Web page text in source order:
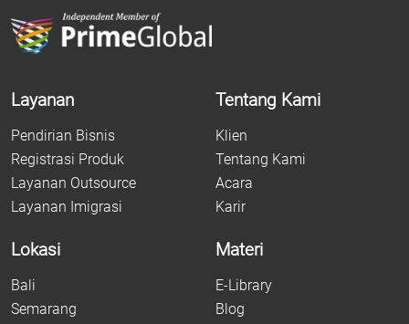
Layanan
Pendirian Bisnis
Registrasi Produk
Layanan Outsource
Layanan Imigrasi
Tentang Kami
Klien
Tentang Kami
Acara
Karir
Lokasi
Bali
Semarang
Materi
E-Library
Blog